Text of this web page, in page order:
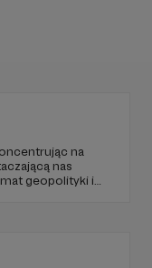
na
nas
geopolityki i